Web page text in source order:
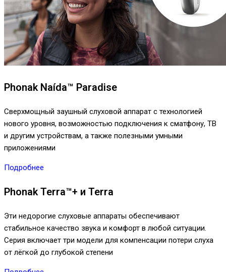
Phonak Naída™ Paradise
Сверхмощный заушный слуховой аппарат с технологией
нового уровня, возможностью подключения к сматфону, ТВ
и другим устройствам, а также полезными умными
приложениями
Подробнее
Phonak Terra™+ и Terra
Эти недорогие слуховые аппараты обеспечивают
стабильное качество звука и комфорт в любой ситуации.
Серия включает три модели для компенсации потери слуха
от лёгкой до глубокой степени